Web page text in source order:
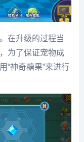
在升级的过程当
为了保证宠物成
“神奇糖果”来进行